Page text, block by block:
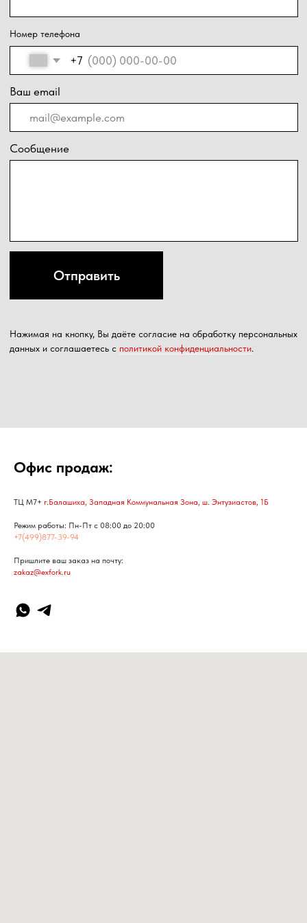
Офис продаж:
ТЦ М7+ г.Балашиха, Западная Коммунальная Зона, ш. Энтузиастов, 1Б
Режим работы: Пн-Пт с 08:00 до 20:00
+7(499)877-39-94
Пришлите ваш заказ на почту:
zakaz@exfork.ru